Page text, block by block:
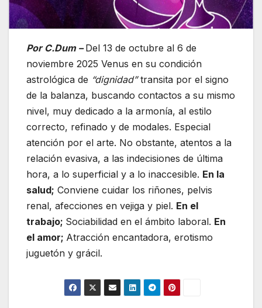
Por C.Dum –Del 13 de octubre al 6 de
noviembre 2025 Venus en su condición
astrológica de “dignidad”transita por el signo
de la balanza, buscando contactos a su mismo
nivel, muy dedicado a la armonía, al estilo
correcto, refinado y de modales. Especial
atención por el arte. No obstante, atentos a la
relación evasiva, a las indecisiones de última
hora, a lo superficial y a lo inaccesible. En la
salud; Conviene cuidar los riñones, pelvis
renal, afecciones en vejiga y piel. En el
trabajo; Sociabilidad en el ámbito laboral. En
el amor; Atracción encantadora, erotismo
juguetón y grácil.